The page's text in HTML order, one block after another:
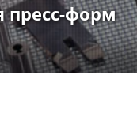
пресс-форм